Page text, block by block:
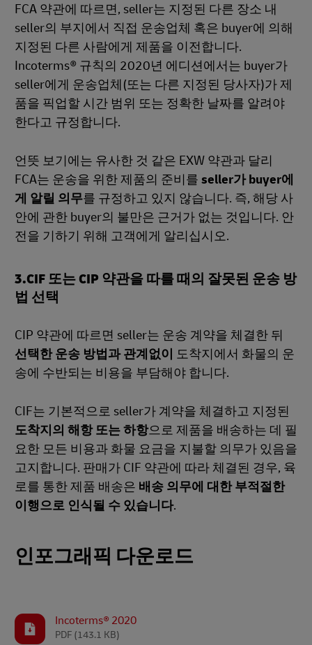
FCA 약관에 따르면, seller는 지정된 다른 장소 내
seller의 부지에서 직접 운송업체 혹은 buyer에 의해
지정된 다른 사람에게 제품을 이전합니다.
Incoterms® 규칙의 2020년 에디션에서는 buyer가
seller에게 운송업체(또는 다른 지정된 당사자)가 제
품을 픽업할 시간 범위 또는 정확한 날짜를 알려야
한다고 규정합니다.
언뜻 보기에는 유사한 것 같은 EXW 약관과 달리
FCA는 운송을 위한 제품의 준비를 seller가 buyer에
게 알릴 의무를 규정하고 있지 않습니다. 즉, 해당 사
안에 관한 buyer의 불만은 근거가 없는 것입니다. 안
전을 기하기 위해 고객에게 알리십시오.
3.CIF 또는 CIP 약관을 따를 때의 잘못된 운송 방
법 선택
CIP 약관에 따르면 seller는 운송 계약을 체결한 뒤
선택한 운송 방법과 관계없이 도착지에서 화물의 운
송에 수반되는 비용을 부담해야 합니다.
CIF는 기본적으로 seller가 계약을 체결하고 지정된
도착지의 해항 또는 하항으로 제품을 배송하는 데 필
요한 모든 비용과 화물 요금을 지불할 의무가 있음을
고지합니다. 판매가 CIF 약관에 따라 체결된 경우, 육
로를 통한 제품 배송은 배송 의무에 대한 부적절한
이행으로 인식될 수 있습니다.
인포그래픽 다운로드
Incoterms® 2020
PDF (143.1 KB)